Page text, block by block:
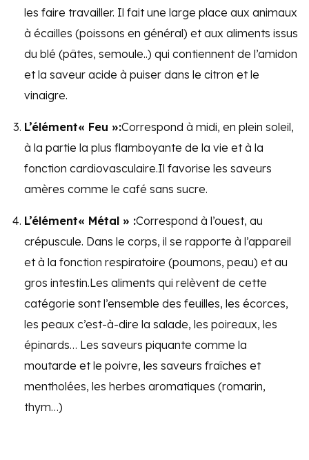
les faire travailler. Il fait une large place aux animaux
à écailles (poissons en général) et aux aliments issus
du blé (pâtes, semoule..) qui contiennent de l’amidon
et la saveur acide à puiser dans le citron et le
vinaigre.
L’élément« Feu »:Correspond à midi, en plein soleil,
à la partie la plus flamboyante de la vie et à la
fonction cardiovasculaire.Il favorise les saveurs
amères comme le café sans sucre.
L’élément« Métal » :Correspond à l’ouest, au
crépuscule. Dans le corps, il se rapporte à l’appareil
et à la fonction respiratoire (poumons, peau) et au
gros intestin.Les aliments qui relèvent de cette
catégorie sont l’ensemble des feuilles, les écorces,
les peaux c’est-à-dire la salade, les poireaux, les
épinards… Les saveurs piquante comme la
moutarde et le poivre, les saveurs fraîches et
mentholées, les herbes aromatiques (romarin,
thym…)